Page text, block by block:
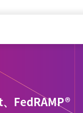
FedRAMP®